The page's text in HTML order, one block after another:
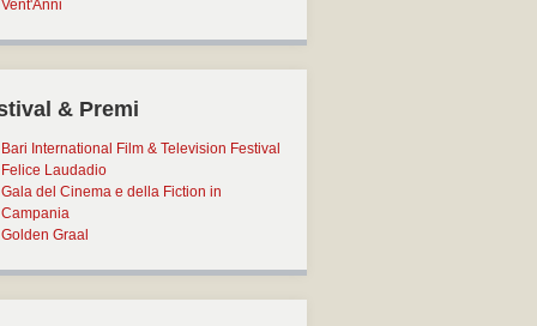
Vent'Anni
& Premi
Bari International Film & Television Festival
Felice Laudadio
Gala del Cinema e della Fiction in
Campania
Golden Graal